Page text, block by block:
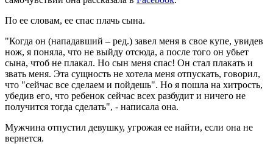
По ее словам, ее спас плачь сына.
"Когда он (нападавший – ред.) завел меня в свое купе, увидев
нож, я поняла, что не выйду отсюда, а после того он убьет
сына, чтоб не плакал. Но сын меня спас! Он стал плакать и
звать меня. Эта сущность не хотела меня отпускать, говорил,
что "сейчас все сделаем и пойдешь". Но я пошла на хитрость,
убедив его, что ребенок сейчас всех разбудит и ничего не
получится тогда сделать", - написала она.
Мужчина отпустил девушку, угрожая ее найти, если она не
вернется.